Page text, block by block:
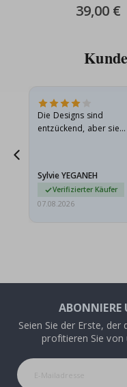
Special
Price
39,00 €
Die Designs sind
entzückend, aber sie
sie…
Sylvie YEGANEH
Verifizierter Käufer
07.08.2026
ABONNIERE
Seien Sie der Erste,
profitieren Sie von